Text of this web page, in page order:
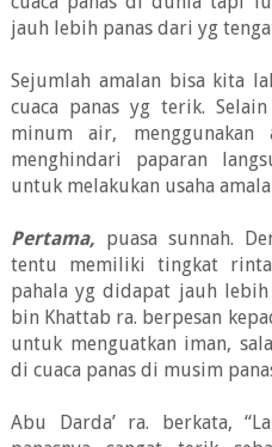
jauh lebih panas dari yg
Sejumlah amalan bisa kita
cuaca panas yg terik.
minum air,
menghindari paparan
untuk melakukan usaha
Pertama, puasa sunnah.
tentu memiliki tingkat
pahala yg didapat jauh
bin Khattab ra. berpesan
untuk menguatkan iman,
di cuaca panas di musim
Abu Darda’ ra. berkata,